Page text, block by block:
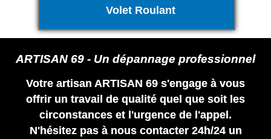
Volet Roulant
ARTISAN 69 - Un dépannage professionnel
Votre artisan ARTISAN 69 s'engage à vous
offrir un travail de qualité quel que soit les
circonstances et l'urgence de l'appel.
N'hésitez pas à nous contacter 24h/24 un